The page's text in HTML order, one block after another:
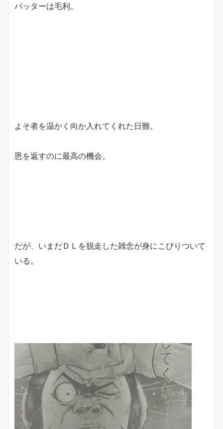
バッターは毛利。
よそ者を温かく向か入れてくれた日難。
恩を返すのに最高の機会。
だが、いまだＤＬを脱走した雑念が身にこびりついて
いる。